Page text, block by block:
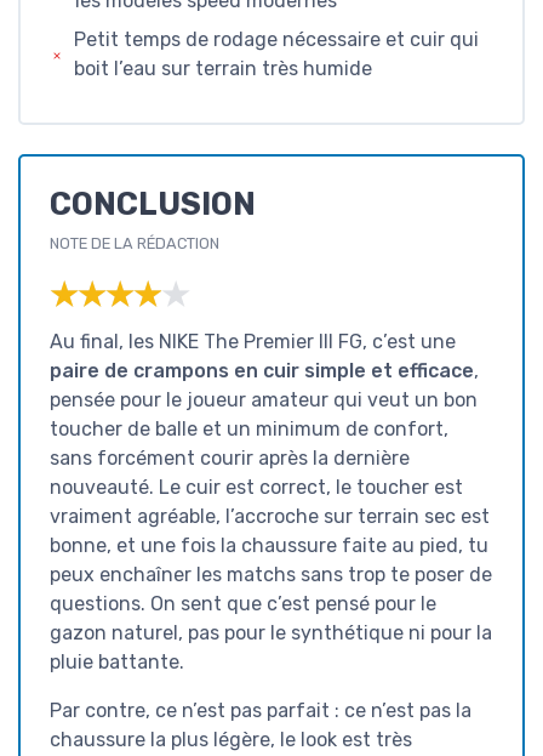
Petit temps de rodage nécessaire et cuir qui
boit l’eau sur terrain très humide
CONCLUSION
NOTE DE LA RÉDACTION
★★★★★
★★★★★
Au final, les NIKE The Premier III FG, c’est une
paire de crampons en cuir simple et efficace,
pensée pour le joueur amateur qui veut un bon
toucher de balle et un minimum de confort,
sans forcément courir après la dernière
nouveauté. Le cuir est correct, le toucher est
vraiment agréable, l’accroche sur terrain sec est
bonne, et une fois la chaussure faite au pied, tu
peux enchaîner les matchs sans trop te poser de
questions. On sent que c’est pensé pour le
gazon naturel, pas pour le synthétique ni pour la
pluie battante.
Par contre, ce n’est pas parfait : ce n’est pas la
chaussure la plus légère, le look est très